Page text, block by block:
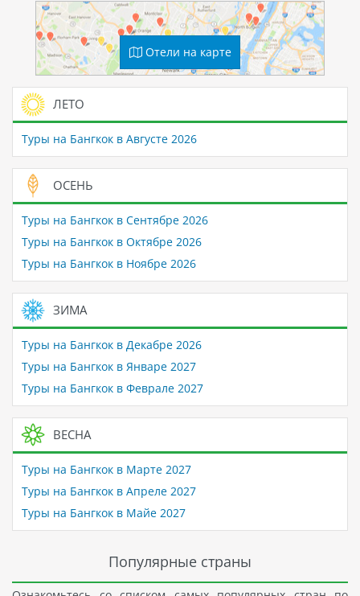
Отели на карте
ЛЕТО
Туры на Бангкок в Августе 2026
ОСЕНЬ
Туры на Бангкок в Сентябре 2026
Туры на Бангкок в Октябре 2026
Туры на Бангкок в Ноябре 2026
ЗИМА
Туры на Бангкок в Декабре 2026
Туры на Бангкок в Январе 2027
Туры на Бангкок в Феврале 2027
ВЕСНА
Туры на Бангкок в Марте 2027
Туры на Бангкок в Апреле 2027
Туры на Бангкок в Майе 2027
Популярные страны